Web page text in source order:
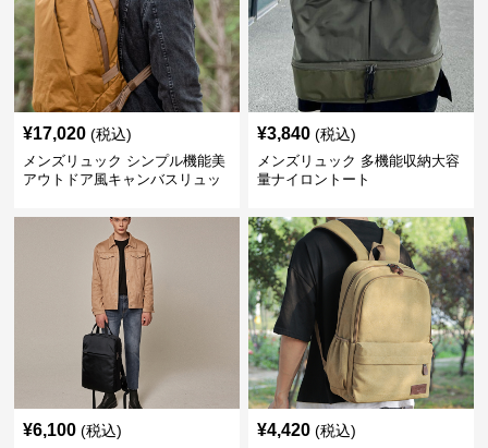
¥17,020 (税込)
メンズリュック シンプル機能美
アウトドア風キャンバスリュッ
¥3,840 (税込)
メンズリュック 多機能収納大容
量ナイロントート
¥6,100 (税込) ¥4,420 (税込)